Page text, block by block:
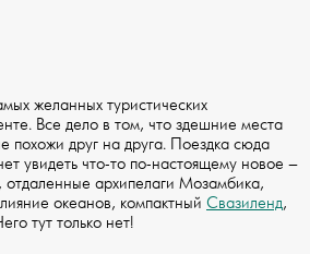
желанных туристических
Все дело в том, что здешние места
похожи друг на друга. Поездка сюда
увидеть что-то по-настоящему новое –
архипелаги Мозамбика,
океанов, компактный Свазиленд,
тут только нет!